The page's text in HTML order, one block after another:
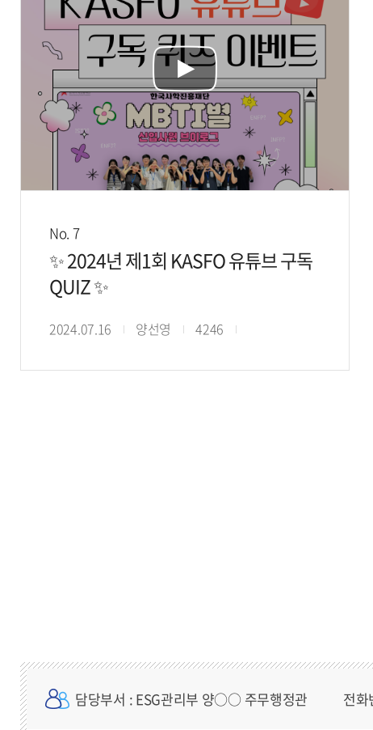
No. 7
✨ 2024년 제1회 KASFO 유튜브 구독
QUIZ ✨
2024.07.16 양선영 4246
담당부서 : ESG관리부 양○○ 주무행정관 전화